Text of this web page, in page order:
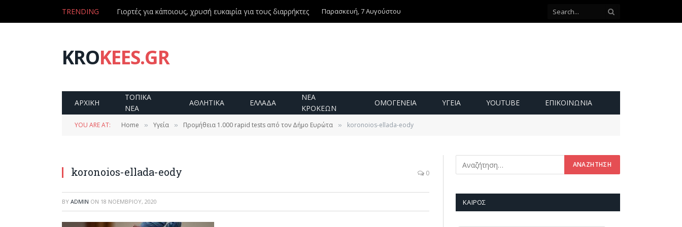
TRENDING Γιορτές για κάποιους, χρυσή ευκαιρία για τους διαρρήκτες Παρασκευή, 7 Αυγούστου
KROKEES.GR
ΑΡΧΙΚΗ
ΤΟΠΙΚΑ
ΝΕΑ
ΑΘΛΗΤΙΚΑ ΕΛΛΑΔΑ
ΝΕΑ
ΚΡΟΚΕΩΝ
ΟΜΟΓΕΝΕΙΑ ΥΓΕΙΑ YOUTUBE ΕΠΙΚΟΙΝΩΝΊΑ
YOU ARE AT: Home » Υγεία » Προμήθεια 1.000 rapid tests από τον Δήμο Ευρώτα » koronoios-ellada-eody
koronoios-ellada-eody 0
BY ADMIN ON 18 ΝΟΕΜΒΡΊΟΥ, 2020 ΚΑΙΡΌΣ